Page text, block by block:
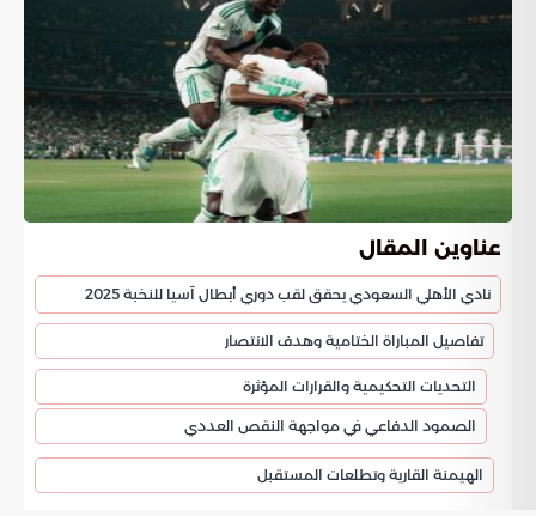
عناوين المقال
نادي الأهلي السعودي يحقق لقب دوري أبطال آسيا للنخبة 2025
تفاصيل المباراة الختامية وهدف الانتصار
التحديات التحكيمية والقرارات المؤثرة
الصمود الدفاعي في مواجهة النقص العددي
الهيمنة القارية وتطلعات المستقبل